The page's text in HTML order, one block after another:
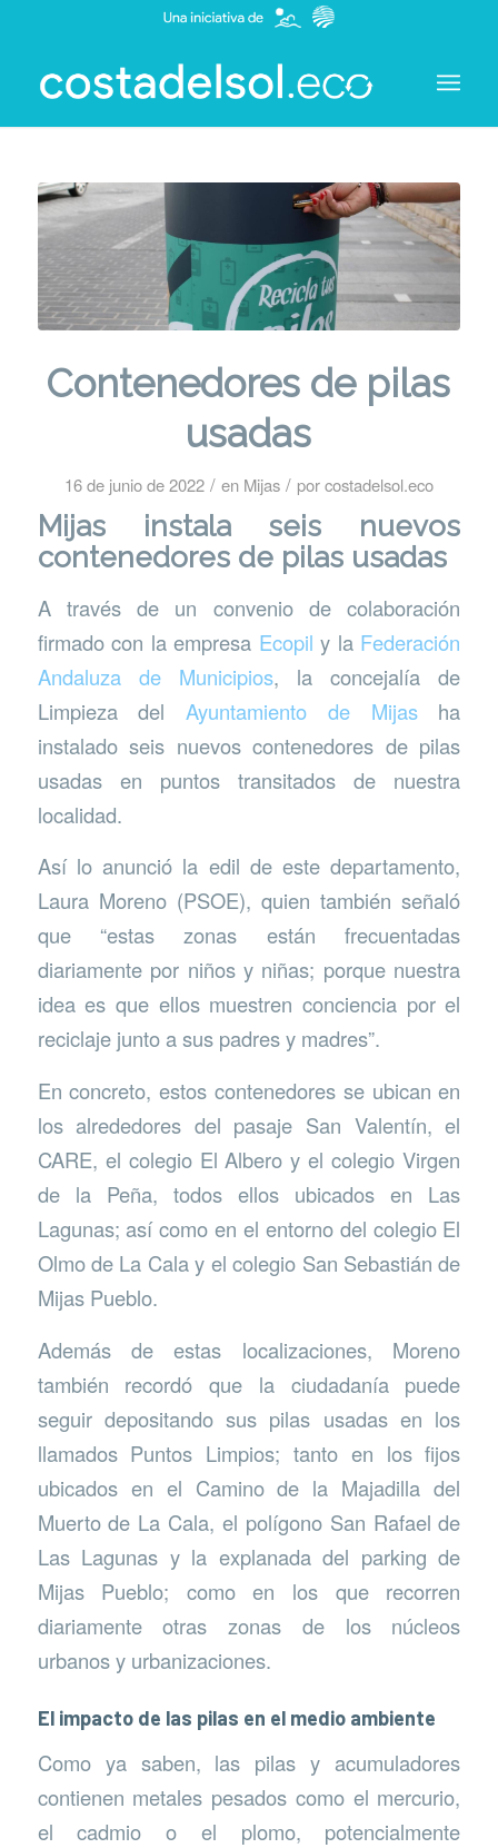
Contenedores de pilas
usadas
16 de junio de 2022 / en Mijas / porcostadelsol.eco
Mijas instala seis nuevos
contenedores de pilas usadas
A través de un convenio de colaboración
firmado con la empresa Ecopil y la Federación
Andaluza de Municipios, la concejalía de
Limpieza delAyuntamiento de Mijasha
instalado seis nuevos contenedores de pilas
usadas en puntos transitados de nuestra
localidad.
Así lo anunció la edil de este departamento,
Laura Moreno (PSOE), quien también señaló
que “estas zonas están frecuentadas
diariamente por niños y niñas; porque nuestra
idea es que ellos muestren conciencia por el
reciclaje junto a sus padres y madres”.
En concreto, estos contenedores se ubican en
los alrededores del pasaje San Valentín, el
CARE, el colegio El Albero y el colegio Virgen
de la Peña, todos ellos ubicados en Las
Lagunas; así como en el entorno del colegio El
Olmo de La Cala y el colegio San Sebastián de
Mijas Pueblo.
Además de estas localizaciones, Moreno
también recordó que la ciudadanía puede
seguir depositando sus pilas usadas en los
llamados Puntos Limpios; tanto en los fijos
ubicados en el Camino de la Majadilla del
Muerto de La Cala, el polígono San Rafael de
Las Lagunas y la explanada del parking de
Mijas Pueblo; como en los que recorren
diariamente otras zonas de los núcleos
urbanos y urbanizaciones.
El impacto de las pilas en el medio ambiente
Como ya saben, las pilas y acumuladores
contienen metales pesados como el mercurio,
el cadmio o el plomo, potencialmente